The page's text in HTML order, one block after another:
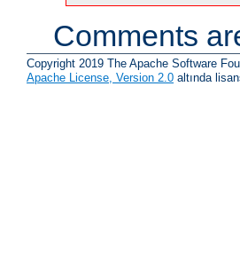
Comments
Copyright 2019 The Apache Software
Apache License, Version 2.0 altında